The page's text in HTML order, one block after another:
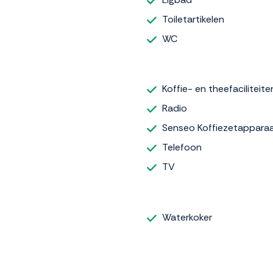
Toiletartikelen
WC
Koffie- en
Radio
Senseo
Telefoon
TV
Waterkoker